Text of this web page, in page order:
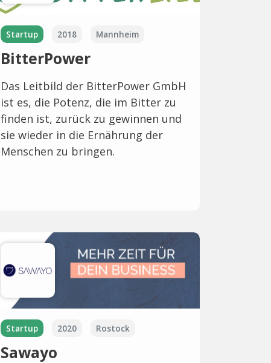
Startup 2018 Mannheim
BitterPower
Das Leitbild der BitterPower GmbH
ist es, die Potenz, die im Bitter zu
finden ist, zurück zu gewinnen und
sie wieder in die Ernährung der
Menschen zu bringen.
Startup 2020 Rostock
Sawayo